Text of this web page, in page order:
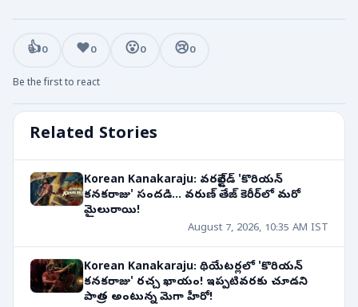
Related Stories
Korean Kanakaraju: వరల్డ్‌వైడ్ 'కొరియన్
కనకరాజు' సందడి... వరుణ్ తేజ్ కెరీర్‌లో మరో
మైలురాయి!
August 7, 2026, 10:35 AM IST
Korean Kanakaraju: థియేటర్లలో 'కొరియన్
కనకరాజు' రచ్చ ఖాయం! ఇప్పటివరకు చూడని
పాత్ర అంటున్న మెగా హీరో!
👍0 ❤️0 😮0 😢0
Be the first to react